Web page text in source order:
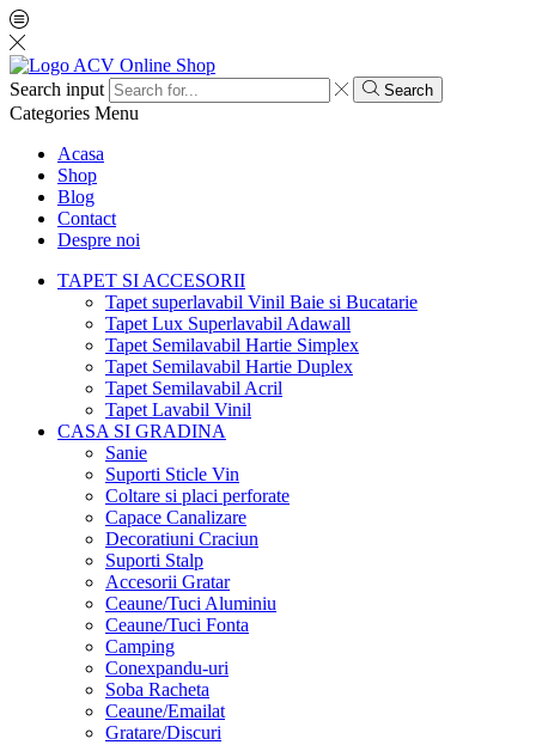
Search input Search
Categories Menu
Acasa
Shop
Blog
Contact
Despre noi
TAPET SI ACCESORII
Tapet superlavabil Vinil Baie si Bucatarie
Tapet Lux Superlavabil Adawall
Tapet Semilavabil Hartie Simplex
Tapet Semilavabil Hartie Duplex
Tapet Semilavabil Acril
Tapet Lavabil Vinil
CASA SI GRADINA
Sanie
Suporti Sticle Vin
Coltare si placi perforate
Capace Canalizare
Decoratiuni Craciun
Suporti Stalp
Accesorii Gratar
Ceaune/Tuci Aluminiu
Ceaune/Tuci Fonta
Camping
Conexpandu-uri
Soba Racheta
Ceaune/Emailat
Gratare/Discuri